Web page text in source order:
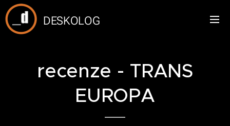
DESKOLOG
recenze - TRANS
EUROPA